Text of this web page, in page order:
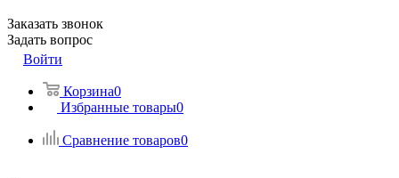
Заказать звонок
Задать вопрос
Войти
Корзина0
Избранные товары0
Сравнение товаров0